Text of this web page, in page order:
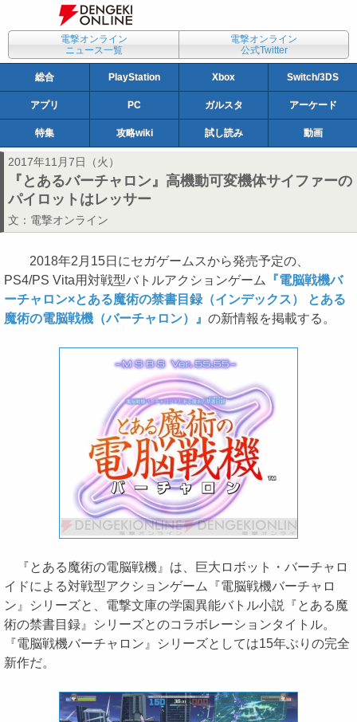
電撃オンライン
ニュース一覧
電撃オンライン
公式Twitter
総合 PlayStation Xbox Switch/3DS
アプリ PC ガルスタ アーケード
特集 攻略wiki 試し読み 動画
2017年11月7日（火）
『とあるバーチャロン』高機動可変機体サイファーの
パイロットはレッサー
文： 電撃オンライン
2018年2月15日にセガゲームスから発売予定の、
PS4/PS Vita用対戦型バトルアクションゲーム
『電脳戦機バ
ーチャロン×とある魔術の禁書目録（インデックス） とある
魔術の電脳戦機（バーチャロン）』 の新情報を掲載する。
『とある魔術の電脳戦機』は、巨大ロボット・バーチャロ
イドによる対戦型アクションゲーム『電脳戦機バーチャロ
ン』シリーズと、電撃文庫の学園異能バトル小説『とある魔
術の禁書目録』シリーズとのコラボレーションタイトル。
『電脳戦機バーチャロン』シリーズとしては15年ぶりの完全
新作だ。